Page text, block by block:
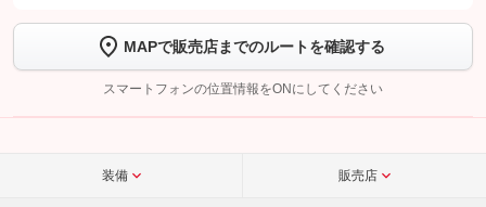
トーク画面で
ボタンをタップして問い合わせを
完了してください。
こちら
MAPで販売店までのルートを確認する
スマートフォンの位置情報をONにしてください
装備 販売店